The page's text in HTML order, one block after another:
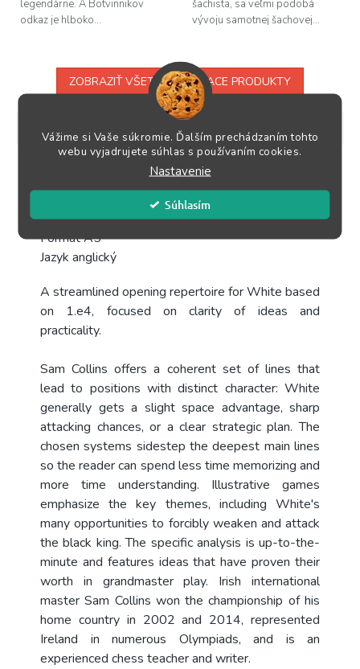
Vážime si Vaše súkromie. Ďalším prechádzaním tohto
webu vyjadrujete súhlas s používaním cookies.
Nastavenie
Súhlasím
legendárne. A Botvinnikov
odkaz je hlboko...
šachista, sa veľmi podobá
vývoju samotnej šachovej...
ZOBRAZIŤ VŠETKY SÚVISIACE PRODUKTY
Popis Podobné (3) Hodnotenie Diskusia
Počet strán 160
Formát A5
Jazyk anglický
A streamlined opening repertoire for White based
on 1.e4, focused on clarity of ideas and
practicality.
Sam Collins offers a coherent set of lines that
lead to positions with distinct character: White
generally gets a slight space advantage, sharp
attacking chances, or a clear strategic plan. The
chosen systems sidestep the deepest main lines
so the reader can spend less time memorizing and
more time understanding. Illustrative games
emphasize the key themes, including White's
many opportunities to forcibly weaken and attack
the black king. The specific analysis is up-to-the-
minute and features ideas that have proven their
worth in grandmaster play. Irish international
master Sam Collins won the championship of his
home country in 2002 and 2014, represented
Ireland in numerous Olympiads, and is an
experienced chess teacher and writer.